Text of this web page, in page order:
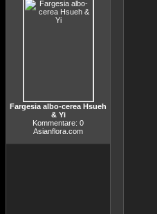
Fargesia albo-cerea Hsueh
& Yi
Kommentare: 0
Asianflora.com